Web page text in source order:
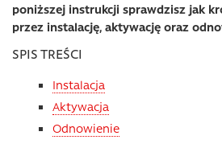
poniższej instrukcji sprawdzisz jak
przez instalację, aktywację oraz
SPIS TREŚCI
Instalacja
Aktywacja
Odnowienie